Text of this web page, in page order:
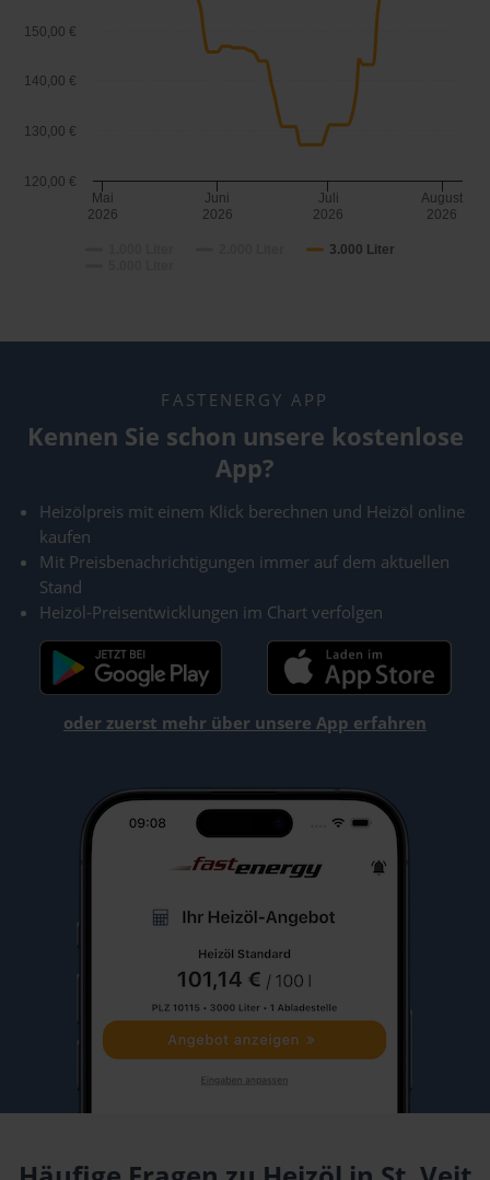
3.000 Liter
Mai
2026
Juni
2026
Juli
2026
August
2026
120,00 €
130,00 €
140,00 €
150,00 €
FASTENERGY APP
Kennen Sie schon unsere kostenlose
App?
Heizölpreis mit einem Klick berechnen und Heizöl online
kaufen
Mit Preisbenachrichtigungen immer auf dem aktuellen
Stand
Heizöl-Preisentwicklungen im Chart verfolgen
oder zuerst mehr über unsere App erfahren